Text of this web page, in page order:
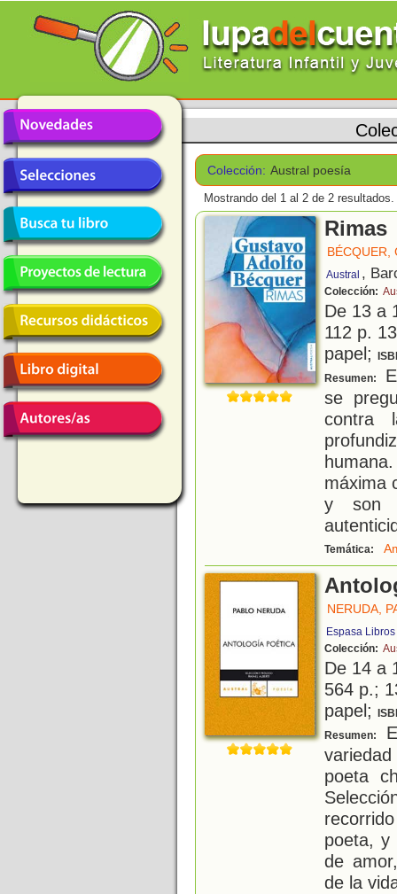
Colección: Austral poesía
Mostrando del 1 al 2 de 2 resultados.
Rimas
BÉCQUER,
Austral ,
Colección:
De 13 a
112 p.
papel;
Resumen:
se
contra
máxima
y son
Temática:
NERUDA,
Espasa Libros
Colección:
De 14 a
564 p.;
papel;
Resumen:
poeta
poeta, y
de
de la